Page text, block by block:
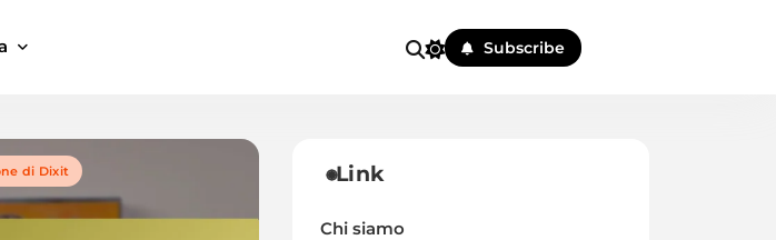
Subscribe
di Dixit Link
Chi siamo